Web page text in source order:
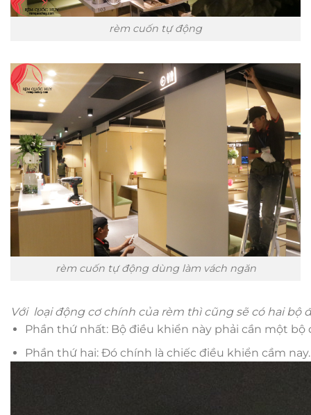
rèm cuốn tự động
rèm cuốn tự động dùng làm vách ngăn
Với loại động cơ chính của rèm thì cũng sẽ có hai
Phần thứ nhất: Bộ điều khiển này phải cần một
Phần thứ hai: Đó chính là chiếc điều khiển cầm